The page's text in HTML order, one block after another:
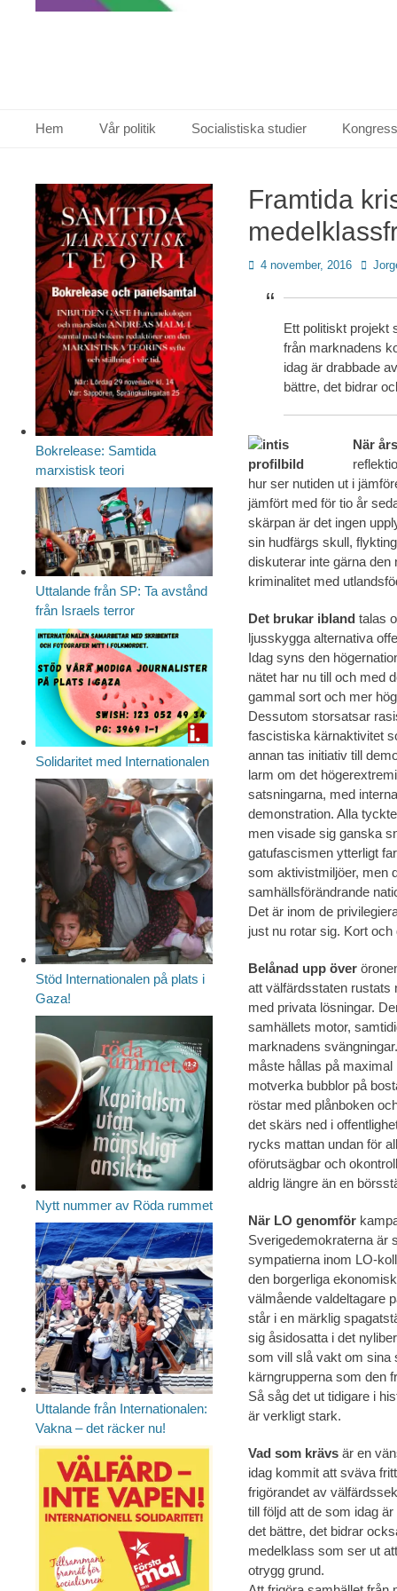
Primär meny
Hem Vår politik Socialistiska studier
Framtida
Publicerad
4 november, 2016
Ett politiskt projekt
från marknadens
idag är drabbade
bättre, det bidrar
När
hur ser nutiden ut i
jämfört med för tio år
skärpan är det ingen
sin hudfärgs skull,
diskuterar inte gärna
kriminalitet med
Det brukar ibland talas
ljusskygga alternativa
Idag syns den
nätet har nu till och med
gammal sort och mer
Dessutom storsatsar
fascistiska kärnaktivitet
annan tas initiativ till
larm om det
satsningarna, med
demonstration. Alla
men visade sig ganska
gatufascismen ytterligt
som aktivistmiljöer, men
samhällsförändrande
Det är inom de
just nu rotar sig. Kort
Belånad upp över
att välfärdsstaten rustats
med privata lösningar.
samhällets motor,
marknadens
måste hållas på
motverka bubblor på
röstar med plånboken
det skärs ned i
rycks mattan undan för
oförutsägbar och
aldrig längre än en
När LO genomför
Sverigedemokraterna är
sympatierna inom LO-
den borgerliga
välmående valdeltagare
står i en märklig
sig åsidosatta i det
som vill slå vakt om sina
kärngrupperna som den
Så såg det ut tidigare i
är verkligt stark.
Vad som krävs är en
idag kommit att sväva
frigörandet av
till följd att de som idag
det bättre, det bidrar
medelklass som ser ut
otrygg grund.
Bokrelease: Samtida
marxistisk teori
Uttalande från SP: Ta avstånd
från Israels terror
Solidaritet med Internationalen
Stöd Internationalen på plats i
Gaza!
Nytt nummer av Röda rummet
Uttalande från Internationalen:
Vakna – det räcker nu!